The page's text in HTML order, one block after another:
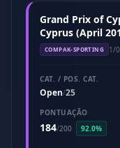
Grand Prix of
Cyprus (April
COMPAK-SPORTING 1/
CAT. / POS. CAT.
Open/25
PONTUAÇÃO
184/200 92.0%